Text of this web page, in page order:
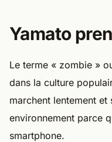
Yamato
Le terme « zombie »
dans la culture
marchent lentement
environnement parce
smartphone.